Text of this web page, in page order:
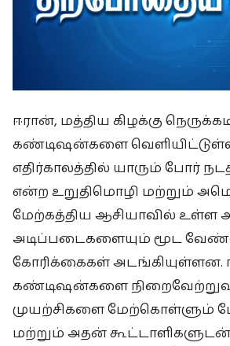
ஈரான், மத்திய கிழக்கு
கண்டிஷன்களை
எதிர்காலத்தில் யாரும் போர்
என்ற உறுதிமொழி மற்றும்
மேற்கத்திய ஆசியாவில் உள்ள
அடிப்படைகளையும் மூட
கோரிக்கைகள் அடங்கியுள்ளன.
கண்டிஷன்களை
முயற்சிகளை மேற்கொள்ளும்
மற்றும் அதன் கூட்டாளிகளுடன்